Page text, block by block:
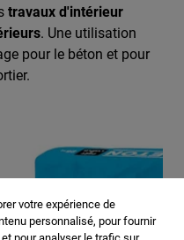
travaux d'intérieur
. Une utilisation
pour le béton et pour
votre expérience de
personnalisé, pour fournir